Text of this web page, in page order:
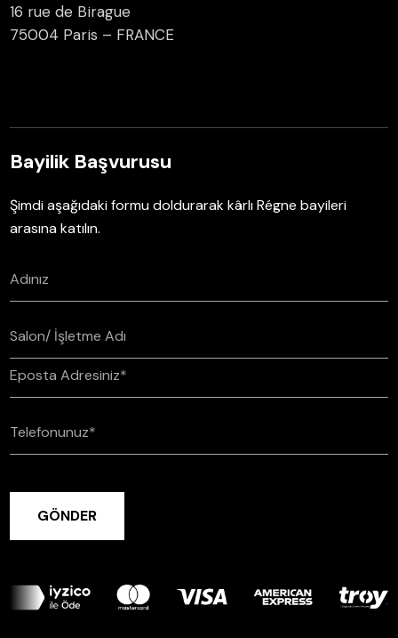
16 rue de Birague
75004 Paris – FRANCE
Bayilik Başvurusu
Şimdi aşağıdaki formu doldurarak kârlı Régne bayileri
arasına katılın.